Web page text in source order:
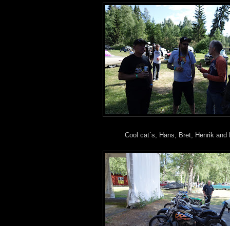
Cool cat`s, Hans, Bret, Henrik and